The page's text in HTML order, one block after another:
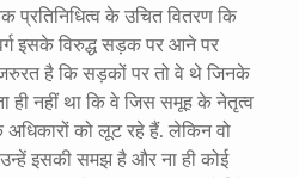
प्रतिनिधित्व के उचित वितरण कि
इसके विरुद्ध सड़क पर आने पर
है कि सड़कों पर तो वे थे जिनके
ही नहीं था कि वे जिस समूह के नेतृत्व
अधिकारों को लूट रहे हैं. लेकिन वो
उन्हें इसकी समझ है और ना ही कोई